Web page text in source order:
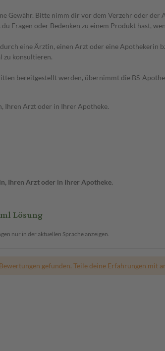
Gewähr. Bitte nimm dir vor dem Verzehr oder
Fragen oder Bedenken zu einem Produkt hast,
eine Ärztin, einen Arzt oder eine Apothekerin
zu konsultieren.
bereitgestellt werden, übernimmt die BS-
Ihren Arzt oder in Ihrer Apotheke.
Ihren Arzt oder in Ihrer Apotheke.
Lösung
nur in der aktuellen Sprache anzeigen.
gefunden. Teile deine Erfahrungen mit